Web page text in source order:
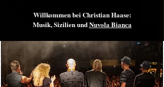
Willkommen bei Christian Haase:
Musik, Sizilien undNuvola Bianca